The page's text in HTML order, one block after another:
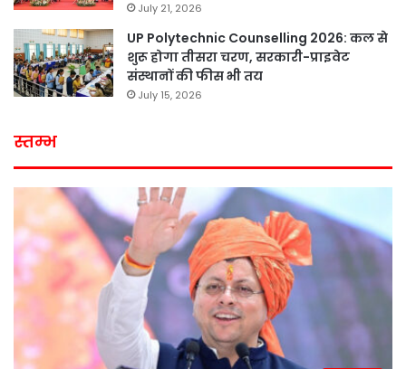
July 21, 2026
UP Polytechnic Counselling 2026: कल से
शुरू होगा तीसरा चरण, सरकारी-प्राइवेट
संस्थानों की फीस भी तय
July 15, 2026
स्तम्भ